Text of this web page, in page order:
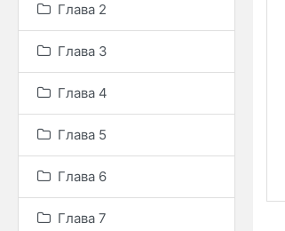
Глава 2
Глава 3
Глава 4
Глава 5
Глава 6
Глава 7